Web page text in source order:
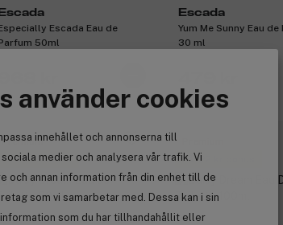
använder cookies
innehållet och annonserna till
medier och analysera vår trafik. Vi
och annan information från din enhet till de
som vi samarbetar med. Dessa kan i sin
som du har tillhandahållit eller
Escada
Escada Eau de
50ml
Escada
Yum Me Sunny Eau de
30 ml
Premium
Få 58 kr bonus
Få 122 kr bonus